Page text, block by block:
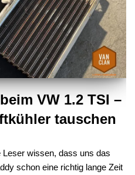
VW 1.2 TSI –
tauschen
wissen, dass uns das
schon eine richtig lange Zeit